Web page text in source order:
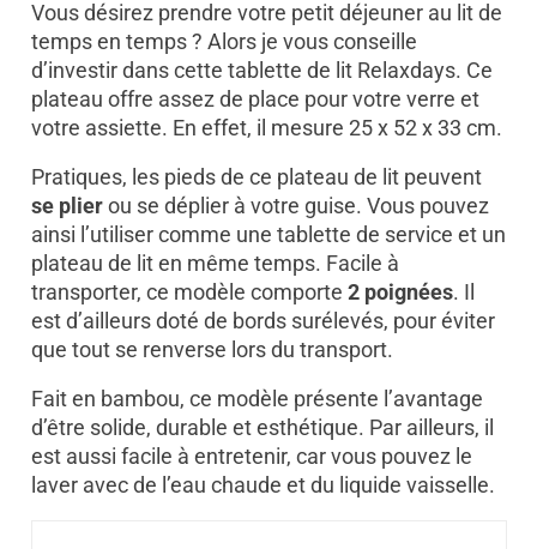
Vous désirez prendre votre petit déjeuner au lit de
temps en temps ? Alors je vous conseille
d’investir dans cette tablette de lit Relaxdays. Ce
plateau offre assez de place pour votre verre et
votre assiette. En effet, il mesure 25 x 52 x 33 cm.
Pratiques, les pieds de ce plateau de lit peuvent
se plierou se déplier à votre guise. Vous pouvez
ainsi l’utiliser comme une tablette de service et un
plateau de lit en même temps. Facile à
transporter, ce modèle comporte 2 poignées. Il
est d’ailleurs doté de bords surélevés, pour éviter
que tout se renverse lors du transport.
Fait en bambou, ce modèle présente l’avantage
d’être solide, durable et esthétique. Par ailleurs, il
est aussi facile à entretenir, car vous pouvez le
laver avec de l’eau chaude et du liquide vaisselle.